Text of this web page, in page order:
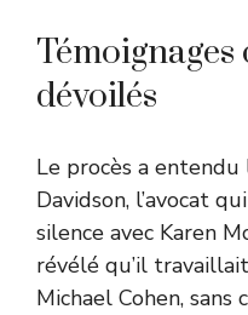
Témoignages
dévoilés
Le procès a
Davidson, l’avocat
silence avec Karen
révélé qu’il
Michael Cohen,